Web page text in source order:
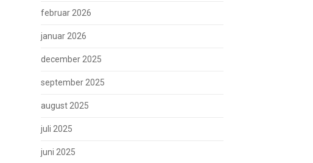
februar 2026
januar 2026
december 2025
september 2025
august 2025
juli 2025
juni 2025